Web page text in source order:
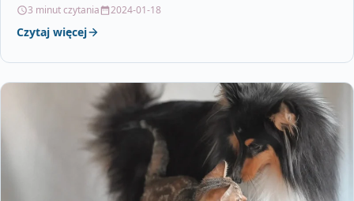
3 minut czytania 2024-01-18
Czytaj więcej